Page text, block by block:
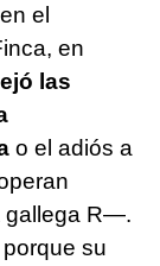
el
en
las
o el adiós a
gallega R—.
su